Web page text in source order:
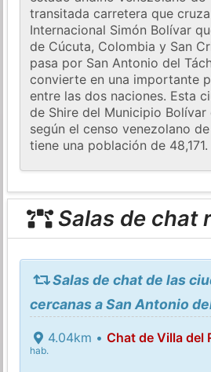
transitada carretera que
Internacional Simón Bolívar
de Cúcuta, Colombia y San
pasa por San Antonio del
convierte en una importante
entre las dos naciones. Esta
de Shire del Municipio Bolívar
según el censo venezolano
tiene una población de 48,171.
Salas de chat
Salas de chat de las
cercanas a San Antonio
4.04km • Chat de Villa del
hab.